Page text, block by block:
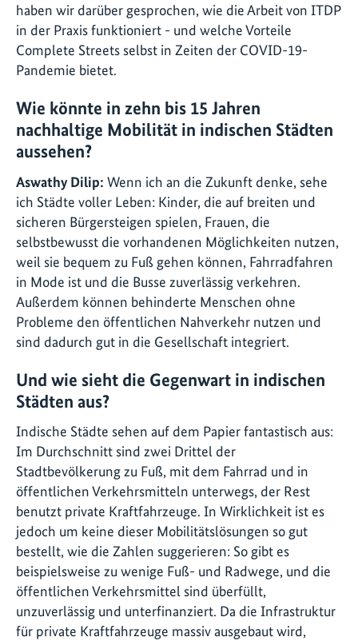
haben wir darüber gesprochen, wie die Arbeit von ITDP
in der Praxis funktioniert - und welche Vorteile
Complete Streets selbst in Zeiten der COVID-19-
Pandemie bietet.
Wie könnte in zehn bis 15 Jahren
nachhaltige Mobilität in indischen Städten
aussehen?
Aswathy Dilip: Wenn ich an die Zukunft denke, sehe
ich Städte voller Leben: Kinder, die auf breiten und
sicheren Bürgersteigen spielen, Frauen, die
selbstbewusst die vorhandenen Möglichkeiten nutzen,
weil sie bequem zu Fuß gehen können, Fahrradfahren
in Mode ist und die Busse zuverlässig verkehren.
Außerdem können behinderte Menschen ohne
Probleme den öffentlichen Nahverkehr nutzen und
sind dadurch gut in die Gesellschaft integriert.
Und wie sieht die Gegenwart in indischen
Städten aus?
Indische Städte sehen auf dem Papier fantastisch aus:
Im Durchschnitt sind zwei Drittel der
Stadtbevölkerung zu Fuß, mit dem Fahrrad und in
öffentlichen Verkehrsmitteln unterwegs, der Rest
benutzt private Kraftfahrzeuge. In Wirklichkeit ist es
jedoch um keine dieser Mobilitätslösungen so gut
bestellt, wie die Zahlen suggerieren: So gibt es
beispielsweise zu wenige Fuß- und Radwege, und die
öffentlichen Verkehrsmittel sind überfüllt,
unzuverlässig und unterfinanziert. Da die Infrastruktur
für private Kraftfahrzeuge massiv ausgebaut wird,